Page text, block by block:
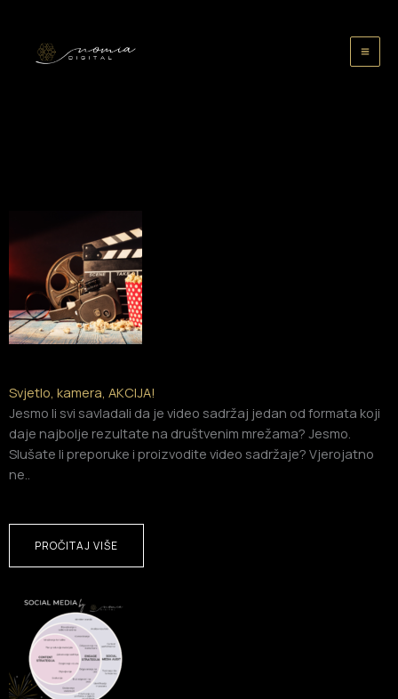
content
Svjetlo, kamera, AKCIJA!
Jesmo li svi savladali da je video sadržaj jedan od formata koji
daje najbolje rezultate na društvenim mrežama? Jesmo.
Slušate li preporuke i proizvodite video sadržaje? Vjerojatno
ne..
PROČITAJ VIŠE